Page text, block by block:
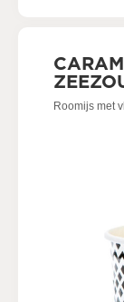
Roomijs met